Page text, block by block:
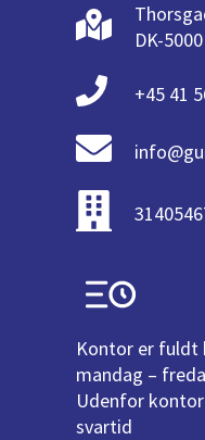
DK-
+45 41
Kontor er fuldt
mandag –
Udenfor
svartid